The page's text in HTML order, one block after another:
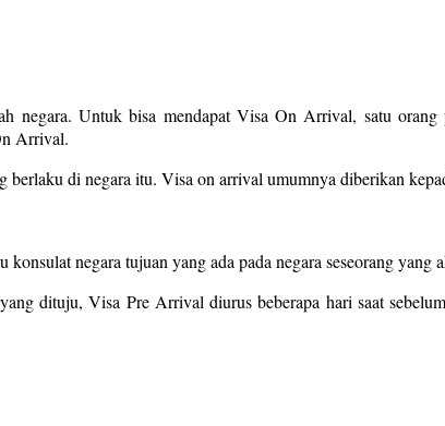
negara. Untuk bisa mendapat Visa On Arrival, satu
Arrival.
di negara itu. Visa on arrival umumnya diberikan
negara tujuan yang ada pada negara seseorang yang
dituju, Visa Pre Arrival diurus beberapa hari saat